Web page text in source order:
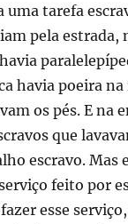
uma tarefa
pela estrada,
havia poeira na
os pés. E na
que
escravo. Mas
feito por
esse